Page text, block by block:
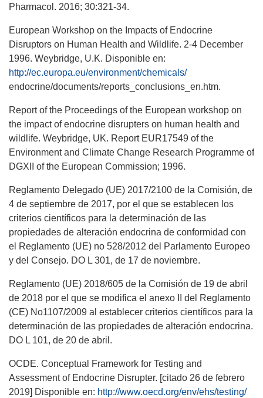
Pharmacol. 2016; 30:321-34.
European Workshop on the Impacts of Endocrine
Disruptors on Human Health and Wildlife. 2-4 December
1996. Weybridge, U.K. Disponible en:
http://ec.europa.eu/environment/chemicals/
endocrine/documents/reports_conclusions_en.htm.
Report of the Proceedings of the European workshop on
the impact of endocrine disrupters on human health and
wildlife. Weybridge, UK. Report EUR17549 of the
Environment and Climate Change Research Programme of
DGXII of the European Commission; 1996.
Reglamento Delegado (UE) 2017/2100 de la Comisión, de
4 de septiembre de 2017, por el que se establecen los
criterios científicos para la determinación de las
propiedades de alteración endocrina de conformidad con
el Reglamento (UE) no 528/2012 del Parlamento Europeo
y del Consejo. DO L 301, de 17 de noviembre.
Reglamento (UE) 2018/605 de la Comisión de 19 de abril
de 2018 por el que se modifica el anexo II del Reglamento
(CE) No1107/2009 al establecer criterios científicos para la
determinación de las propiedades de alteración endocrina.
DO L 101, de 20 de abril.
OCDE. Conceptual Framework for Testing and
Assessment of Endocrine Disrupter. [citado 26 de febrero
2019] Disponible en: http://www.oecd.org/env/ehs/testing/